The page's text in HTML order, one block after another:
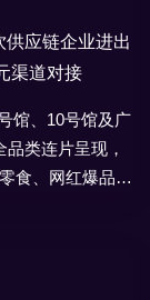
应链企业进出
渠道对接
馆、10号馆及广
类连片呈现，
食、网红爆品到